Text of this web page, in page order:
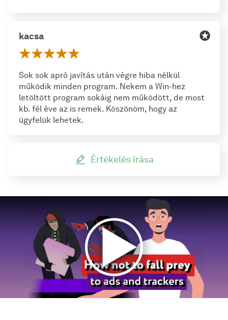
kacsa
Sok sok apró javítás után végre hiba nélkül
működik minden program. Nekem a Win-hez
letöltött program sokáig nem működött, de most
kb. fél éve az is remek. Köszönöm, hogy az
ügyfelük lehetek.
Értékelés írása